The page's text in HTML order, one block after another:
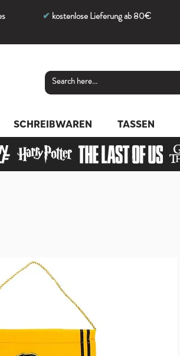
✔ kostenlose Lieferung ab 80€
SCHREIBWAREN TASSEN